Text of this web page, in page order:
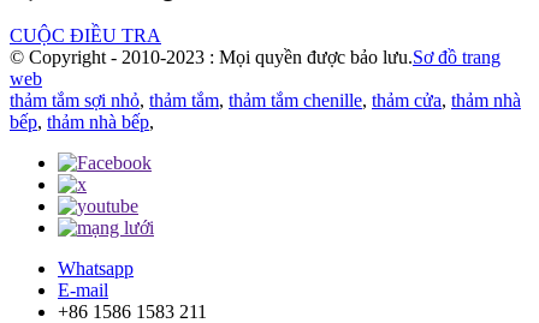
CUỘC ĐIỀU TRA
© Copyright - 2010-2023 : Mọi quyền được bảo lưu.Sơ đồ trang
web
thảm tắm sợi nhỏ, thảm tắm, thảm tắm chenille, thảm cửa, thảm nhà
bếp, thảm nhà bếp,
Whatsapp
E-mail
+86 1586 1583 211